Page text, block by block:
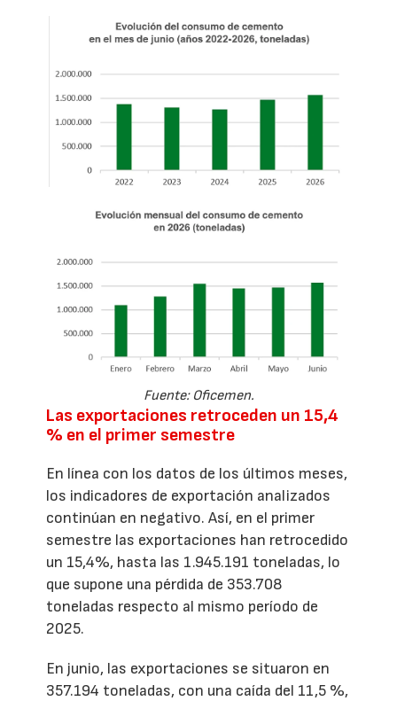
Fuente: Oficemen.
Las exportaciones retroceden un 15,4
% en el primer semestre
En línea con los datos de los últimos meses,
los indicadores de exportación analizados
continúan en negativo. Así, en el primer
semestre las exportaciones han retrocedido
un 15,4%, hasta las 1.945.191 toneladas, lo
que supone una pérdida de 353.708
toneladas respecto al mismo período de
2025.
En junio, las exportaciones se situaron en
357.194 toneladas, con una caída del 11,5 %,